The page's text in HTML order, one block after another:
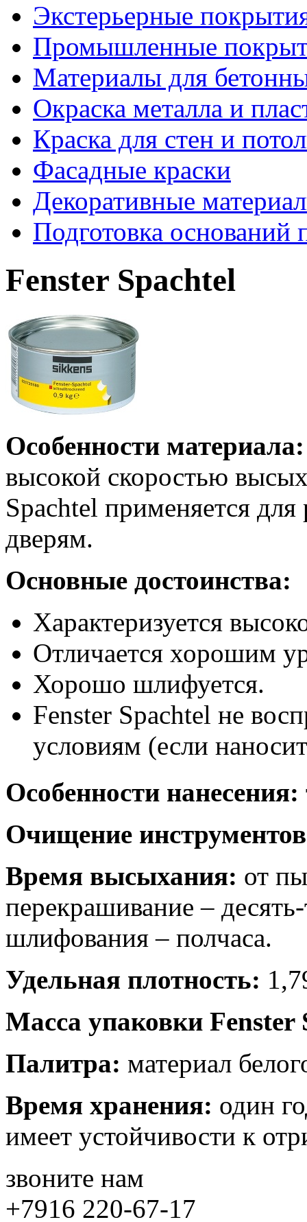
Экстерьерные
Промышленные
Материалы для
Окраска металла и
Краска для стен и
Фасадные краски
Декоративные
Подготовка оснований
Fenster Spachtel
Особенности материала:
высокой скоростью
Spachtel применяется
дверям.
Основные достоинства:
Характеризуется
Отличается хорошим
Хорошо шлифуется.
Fenster Spachtel не
условиям (если
Особенности нанесения:
Очищение
Время высыхания: от
перекрашивание –
шлифования – полчаса.
Удельная плотность:
Масса упаковки Fenster
Палитра: материал
Время хранения: один
имеет устойчивости к
звоните нам
+7916 220-67-17